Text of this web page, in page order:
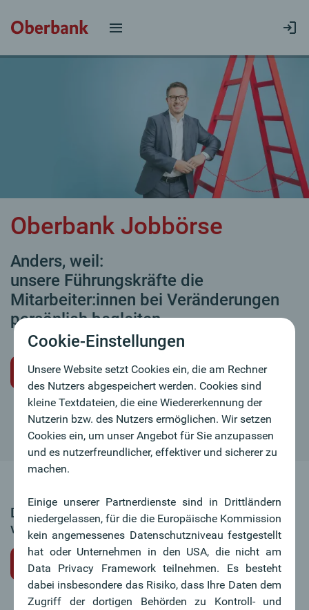
Oberbank Jobbörse
Anders, weil:
unsere Führungskräfte die
Mitarbeiter:innen bei Veränderungen
persönlich begleiten.
Initiativbewerbung
Dieses Stellenangebot ist leider nicht mehr
verfügbar.
zurück zur Jobübersicht
Cookie-Einstellungen
Unsere Website setzt Cookies ein, die am Rechner
des Nutzers abgespeichert werden. Cookies sind
kleine Textdateien, die eine Wiedererkennung der
Nutzerin bzw. des Nutzers ermöglichen. Wir setzen
Cookies ein, um unser Angebot für Sie anzupassen
und es nutzerfreundlicher, effektiver und sicherer zu
machen.
Einige unserer Partnerdienste sind in Drittländern
niedergelassen, für die die Europäische Kommission
kein angemessenes Datenschutzniveau festgestellt
hat oder Unternehmen in den USA, die nicht am
Data Privacy Framework teilnehmen. Es besteht
dabei insbesondere das Risiko, dass Ihre Daten dem
Zugriff der dortigen Behörden zu Kontroll- und